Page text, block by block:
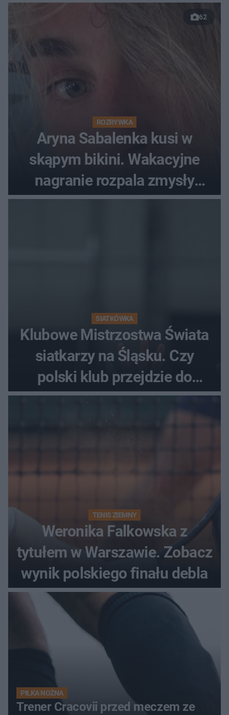
62
ROZRYWKA
Aryna Sabalenka kusi w
skąpym bikini. Wakacyjne
nagranie rozpala zmysły
fanów
SIATKÓWKA
Klubowe Mistrzostwa Świata
siatkarzy na Śląsku. Czy
polski klub przejdzie do
historii
TENIS ZIEMNY
Weronika Falkowska z
tytułem w Warszawie. Zobacz
wynik polskiego finału debla
PIŁKA NOŻNA
Trener Cracovii przed meczem ze